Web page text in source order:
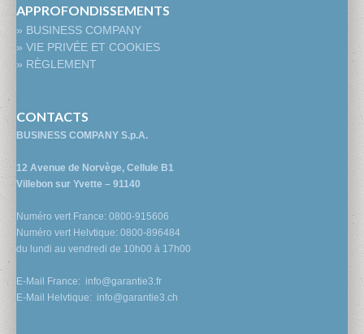
APPROFONDISSEMENTS
» BUSINESS COMPANY
» VIE PRIVÉE ET COOKIES
» RÈGLEMENT
CONTACTS
BUSINESS COMPANY S.p.A.
12 Avenue de Norvège, Cellule B1
Villebon sur Yvette – 91140
Numéro vert France: 0800-915606
Numéro vert Helvtique: 0800-896484
du lundi au vendredi de 10h00 à 17h00
E-Mail France: info@garantie3.fr
E-Mail Helvtique: info@garantie3.ch